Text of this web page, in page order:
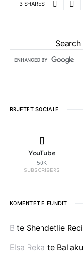
3 SHARES
RRJETET SOCIALE
YouTube
50K
SUBSCRIBERS
KOMENTET E FUNDIT
B te Shendetlie
Elsa Reka te